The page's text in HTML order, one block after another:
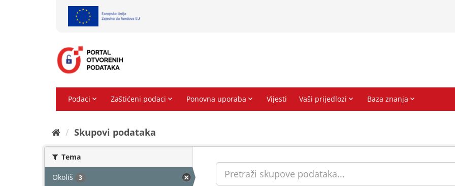
Skupovi podаtаkа
Tema
Okoliš 3